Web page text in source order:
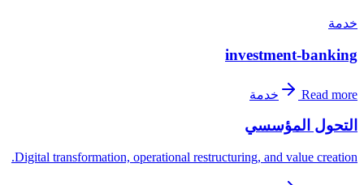
خدمة
investment-banking
Read more خدمة
التحول المؤسسي
Digital transformation, operational restructuring, and value creation.